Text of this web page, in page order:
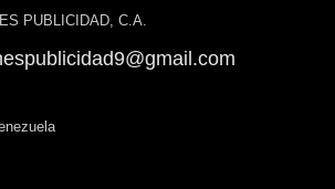
PUBLICIDAD, C.A.